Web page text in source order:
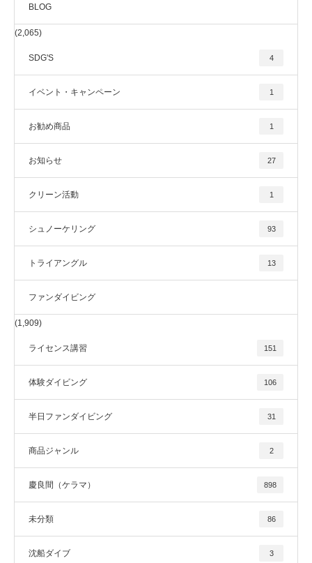
BLOG
(2,065)
SDG'S 4
イベント・キャンペーン 1
お勧め商品 1
お知らせ 27
クリーン活動 1
シュノーケリング 93
トライアングル 13
ファンダイビング
(1,909)
ライセンス講習 151
体験ダイビング 106
半日ファンダイビング 31
商品ジャンル 2
慶良間（ケラマ） 898
未分類 86
沈船ダイブ 3